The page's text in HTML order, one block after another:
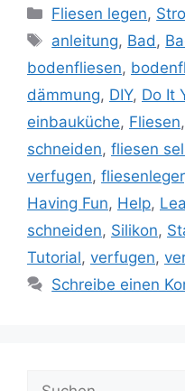
Kategorien
Fliesen legen,
Schlagwörter
anleitung, Bad,
bodenfliesen,
dämmung, DIY, Do It
einbauküche, Fliesen,
schneiden, fliesen
verfugen, fliesenleger
Having Fun, Help,
schneiden, Silikon,
Tutorial, verfugen,
Schreibe einen
Suche